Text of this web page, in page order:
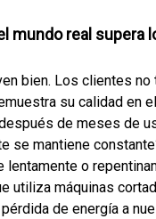
mundo real supera
bien. Los clientes no
su calidad en
de meses de
se mantiene
lentamente o
utiliza máquinas
de energía a